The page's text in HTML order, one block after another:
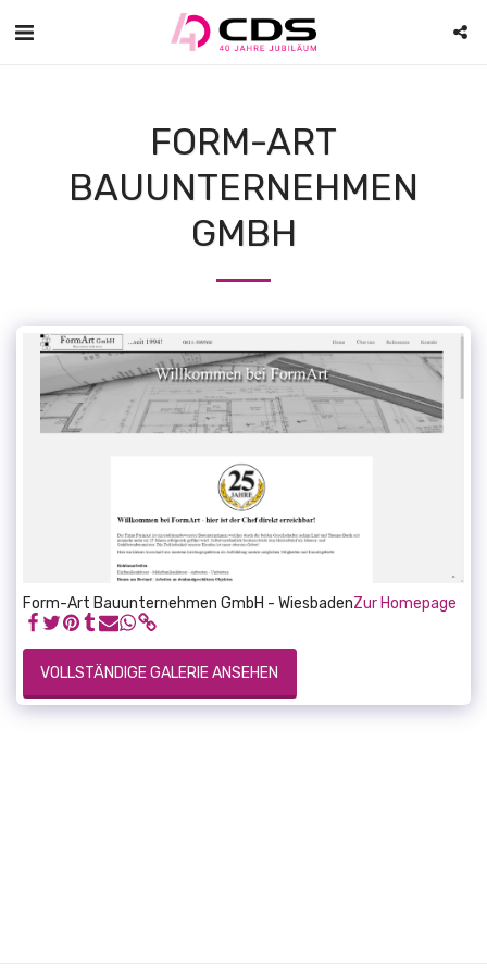
FORM-ART
BAUUNTERNEHMEN
GMBH
Form-Art Bauunternehmen GmbH - WiesbadenZur Homepage
VOLLSTÄNDIGE GALERIE ANSEHEN